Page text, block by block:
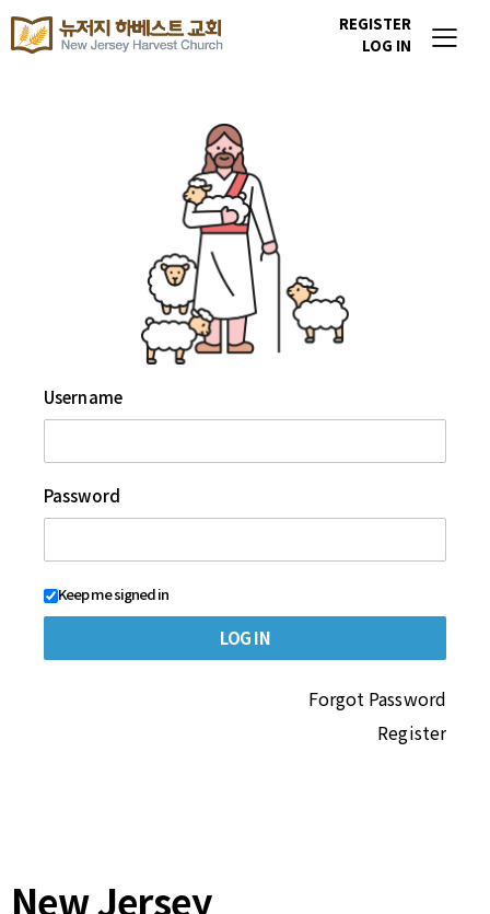
REGISTER
LOG IN
Username
Password
Keep me signed in
Forgot Password
Register
New Jersey